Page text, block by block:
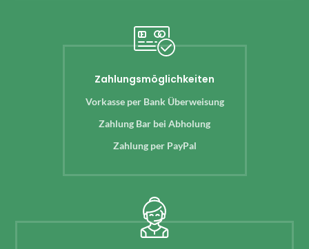
Zahlungsmöglichkeiten
Vorkasse per Bank Überweisung
Zahlung Bar bei Abholung
Zahlung per PayPal